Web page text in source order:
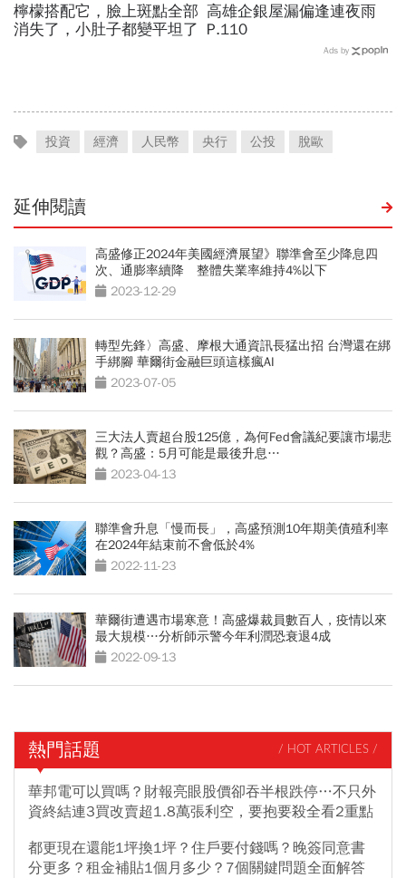
檸檬搭配它，臉上斑點全部
消失了，小肚子都變平坦了
高雄企銀屋漏偏逢連夜雨
P.110
Ads by
投資 經濟 人民幣 央行 公投 脫歐
延伸閱讀
高盛修正2024年美國經濟展望》聯準會至少降息四
次、通膨率續降 整體失業率維持4%以下
2023-12-29
轉型先鋒〉高盛、摩根大通資訊長猛出招 台灣還在綁
手綁腳 華爾街金融巨頭這樣瘋AI
2023-07-05
三大法人賣超台股125億，為何Fed會議紀要讓市場悲
觀？高盛：5月可能是最後升息…
2023-04-13
聯準會升息「慢而長」，高盛預測10年期美債殖利率
在2024年結束前不會低於4%
2022-11-23
華爾街遭遇市場寒意！高盛爆裁員數百人，疫情以來
最大規模…分析師示警今年利潤恐衰退4成
2022-09-13
熱門話題 / HOT ARTICLES /
華邦電可以買嗎？財報亮眼股價卻吞半根跌停…不只外
資終結連3買改賣超1.8萬張利空，要抱要殺全看2重點
都更現在還能1坪換1坪？住戶要付錢嗎？晚簽同意書
分更多？租金補貼1個月多少？7個關鍵問題全面解答